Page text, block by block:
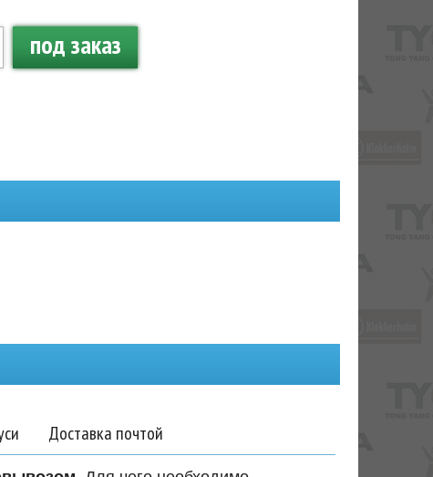
под заказ
Доставка почтой